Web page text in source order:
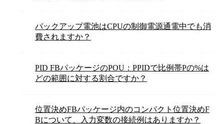
バックアップ電池はCPUの制御電源通電中でも消
費されますか？
PID FBパッケージのPOU：PPIDで比例帯Pの%は
どの範囲に対する割合ですか？
位置決めFBパッケージ内のコンパクト位置決めF
Bについて、入力変数の接続例はありますか？